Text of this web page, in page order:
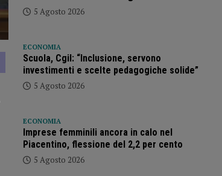
5 Agosto 2026
ECONOMIA
Scuola, Cgil: “Inclusione, servono
investimenti e scelte pedagogiche solide”
5 Agosto 2026
ECONOMIA
Imprese femminili ancora in calo nel
Piacentino, flessione del 2,2 per cento
5 Agosto 2026